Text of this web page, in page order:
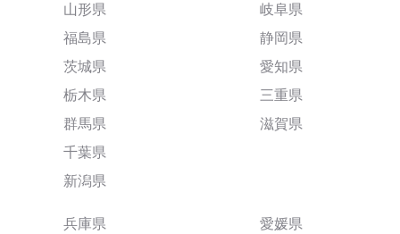
山形県
福島県
茨城県
栃木県
群馬県
千葉県
新潟県
岐阜県
静岡県
愛知県
三重県
滋賀県
兵庫県
愛媛県